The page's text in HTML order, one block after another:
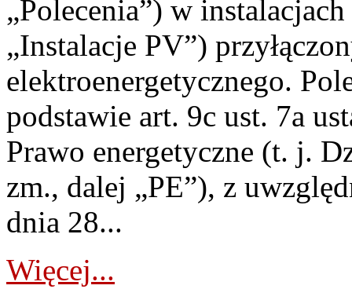
„Polecenia”) w
„Instalacje PV”)
elektroenergetycznego.
podstawie art. 9c ust. 7a
Prawo energetyczne (t. j.
zm., dalej „PE”), z
dnia 28...
Więcej...